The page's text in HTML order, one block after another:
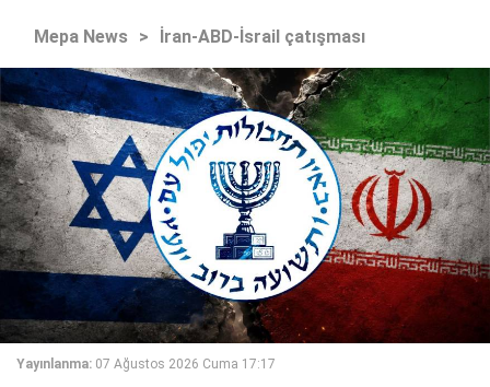
Mepa News > İran-ABD-İsrail çatışması
Yayınlanma: 07 Ağustos 2026 Cuma 17:17